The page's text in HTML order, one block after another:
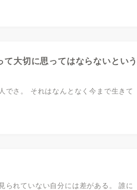
大切に思ってはならないという
でさ。 それはなんとなく今まで生きて
られていない自分には差がある。 誰に